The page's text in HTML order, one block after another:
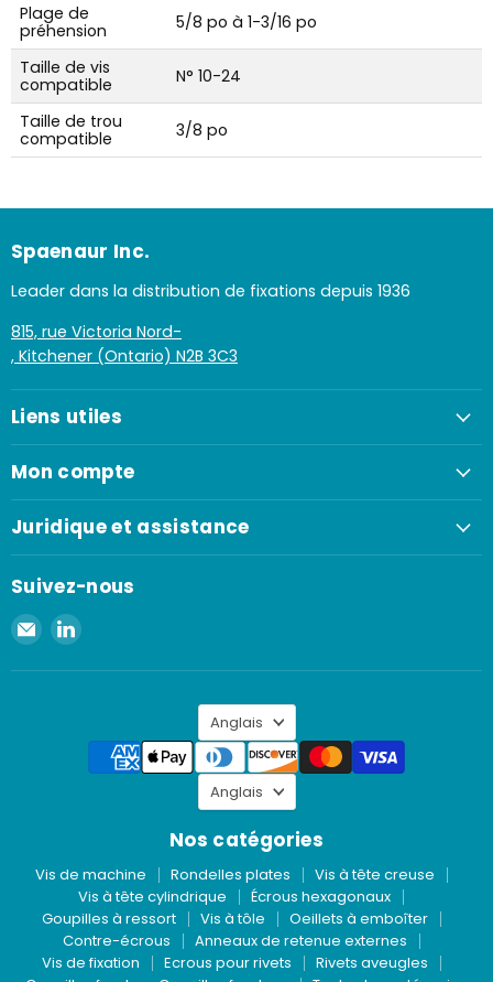
Plage de
préhension
5/8 po à 1-3/16 po
Taille de vis
compatible
N° 10-24
Taille de trou
compatible
3/8 po
Spaenaur Inc.
Leader dans la distribution de fixations depuis 1936
815, rue Victoria Nord-
, Kitchener (Ontario) N2B 3C3
Liens utiles
Mon compte
Juridique et assistance
Suivez-nous
Envoyer
un
e-
Spaenaur
Retrouvez-
sur
Langue
Anglais
Nos catégories
Vis de machine Rondelles plates
Vis à tête creuse
Vis à tête cylindrique
Écrous hexagonaux
Goupilles à ressort
Vis à tôle
Oeillets à emboîter
Contre-écrous
Anneaux de retenue externes
Vis de fixation
Ecrous pour rivets
Rivets aveugles
Langue
Anglais